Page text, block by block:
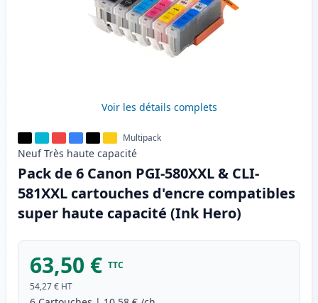
Voir les détails complets
Multipack
Neuf Très haute capacité
Pack de 6 Canon PGI-580XXL & CLI-
581XXL cartouches d'encre compatibles
super haute capacité (Ink Hero)
63,50 € TTC
54,27 € HT